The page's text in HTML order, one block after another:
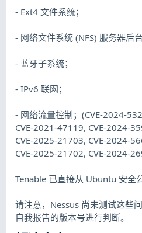
- Ext4 文件系统；
- 网络文件系统 (NFS) 服务器后台
- 蓝牙子系统；
- IPv6 联网；
- 网络流量控制；(CVE-2024-
CVE-2021-47119, CVE-2024-
CVE-2025-21703, CVE-2024-
CVE-2025-21702, CVE-2024-
Tenable 已直接从 Ubuntu 安全
请注意，Nessus 尚未测试这些
自我报告的版本号进行判断。